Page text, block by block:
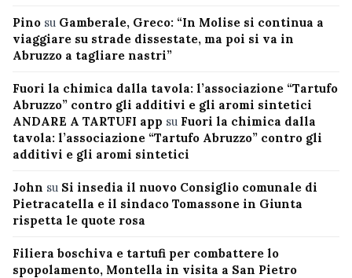
Pino su Gamberale, Greco: “In Molise si continua a
viaggiare su strade dissestate, ma poi si va in
Abruzzo a tagliare nastri”
Fuori la chimica dalla tavola: l’associazione “Tartufo
Abruzzo” contro gli additivi e gli aromi sintetici
ANDARE A TARTUFI app su Fuori la chimica dalla
tavola: l’associazione “Tartufo Abruzzo” contro gli
additivi e gli aromi sintetici
John su Si insedia il nuovo Consiglio comunale di
Pietracatella e il sindaco Tomassone in Giunta
rispetta le quote rosa
Filiera boschiva e tartufi per combattere lo
spopolamento, Montella in visita a San Pietro